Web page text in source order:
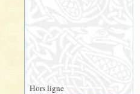
Hors ligne